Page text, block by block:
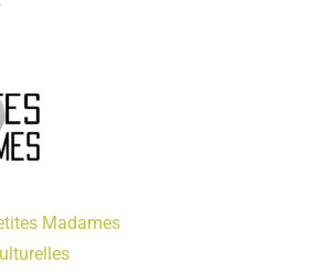
Madames